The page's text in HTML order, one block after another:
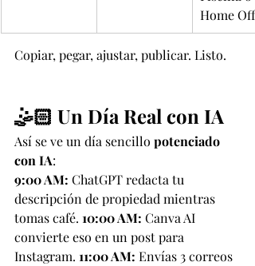
Home
Copiar, pegar, ajustar, publicar. Listo.
🤹🏻 Un Día Real con IA
Así se ve un día sencillo potenciado
con IA:
9:00 AM: ChatGPT redacta tu
descripción de propiedad mientras
tomas café. 10:00 AM: Canva AI
convierte eso en un post para
Instagram. 11:00 AM: Envías 3 correos